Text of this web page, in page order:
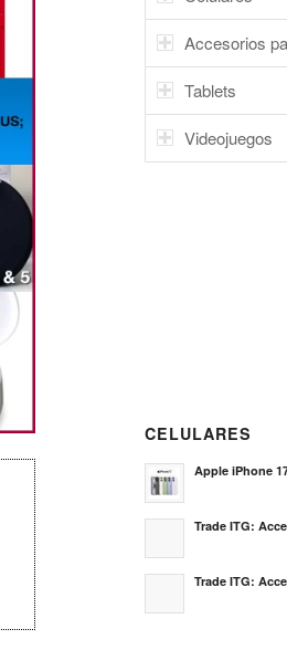
Accesorios
Tablets
Videojuegos
CELULARES
Apple iPhone
Trade ITG:
Trade ITG: